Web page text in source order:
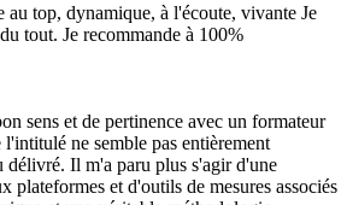
au top, dynamique, à l'écoute, vivante Je
tout. Je recommande à 100%
sens et de pertinence avec un formateur
ne semble pas entièrement
délivré. Il m'a paru plus s'agir d'une
plateformes et d'outils de mesures associés